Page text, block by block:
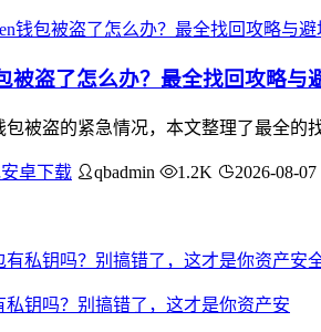
被盗了怎么办？最全找回攻略与
包被盗的紧急情况，本文整理了最全
卓下载 qbadmin 1.2K 2026-08-07
私钥吗？别搞错了，这才是你资产安